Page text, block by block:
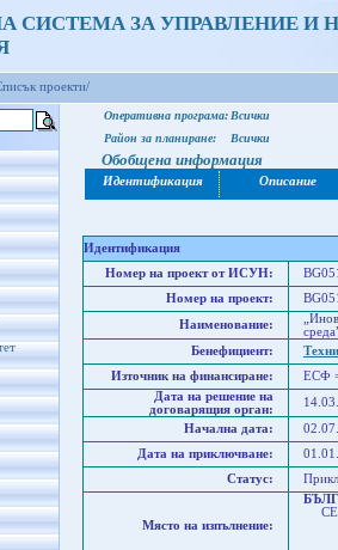
ЗА УПРАВЛЕНИЕ И
проекти/
Оперативна програма: Всички
Район за планиране:
Всички
Обобщена информация
Идентификация Описание
Идентификация
Номер на проект от ИСУН:
Номер на проект:
Наименование:
Бенефициент:
Източник на финансиране:
ЕСФ
Дата на решение на
договарящия орган:
Начална дата:
Дата на приключване:
Статус:
Място на изпълнение: